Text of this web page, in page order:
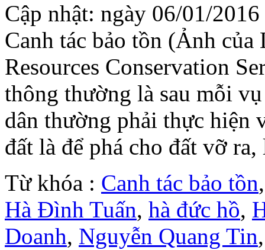
Cập nhật: ngày 06/01/
Canh tác bảo tồn (Ảnh
Resources Conservation
thông thường là sau mỗi
dân thường phải thực hiện
đất là để phá cho đất vỡ
Từ khóa : Canh tác bảo tồn
Hà Đình Tuấn, hà đức hồ,
Doanh, Nguyễn Quang Tin